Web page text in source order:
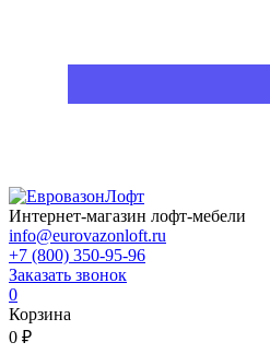
Интернет-магазин лофт-мебели
info@eurovazonloft.ru
+7 (800) 350-95-96
Заказать звонок
0
Корзина
0 ₽